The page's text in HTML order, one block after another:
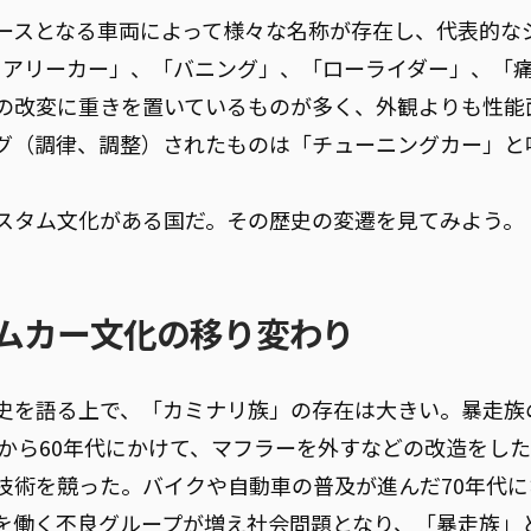
となる車両によって様々な名称が存在し、代表的な
リーカー」、「バニング」、「ローライダー」、「
改変に重きを置いているものが多く、外観よりも性
（調律、調整）されたものは「チューニングカー」
ム文化がある国だ。その歴史の変遷を見てみよう。
カー文化の移り変わり
を語る上で、「カミナリ族」の存在は大きい。暴走
ら60年代にかけて、マフラーを外すなどの改造をし
術を競った。バイクや自動車の普及が進んだ70年代
く不良グループが増え社会問題となり、「暴走族」